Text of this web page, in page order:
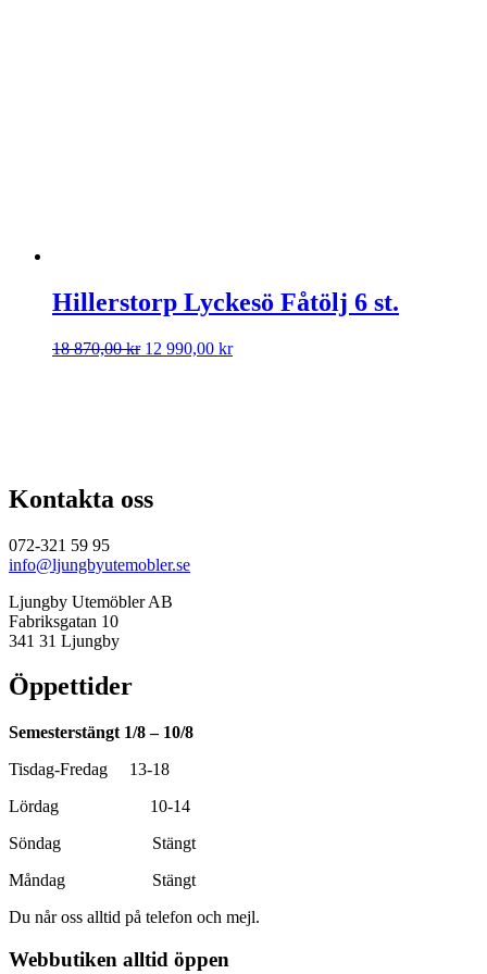
Hillerstorp Lyckesö Fåtölj 6 st.
18 870,00kr Det
12 990,00 krDet
Kontakta oss
072-321 59 95
info@ljungbyutemobler.se
Ljungby Utemöbler AB
Fabriksgatan 10
341 31 Ljungby
Öppettider
Semesterstängt 1/8 – 10/8
Tisdag-Fredag 13-18
Lördag 10-14
Söndag Stängt
Måndag Stängt
Du når oss alltid på telefon och mejl.
Webbutiken alltid öppen